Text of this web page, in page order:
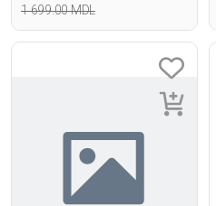
1 699.00 MDL